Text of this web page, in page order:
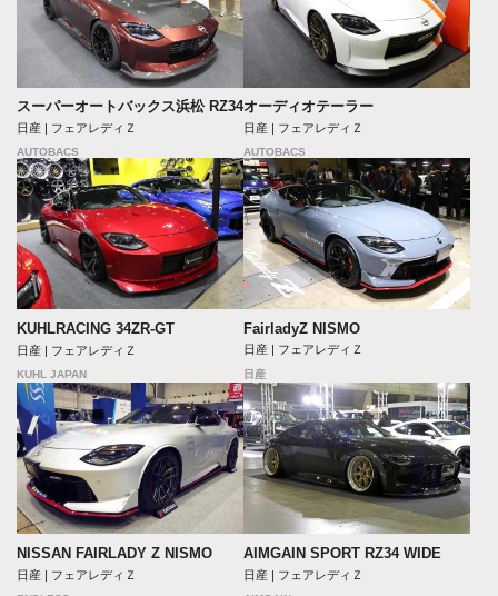
スーパーオートバックス浜松 RZ34
日産 | フェアレディＺ
AUTOBACS
オーディオテーラー
日産 | フェアレディＺ
AUTOBACS
KUHLRACING 34ZR-GT
日産 | フェアレディＺ
KUHL JAPAN
FairladyZ NISMO
日産 | フェアレディＺ
日産
NISSAN FAIRLADY Z NISMO
日産 | フェアレディＺ
AIMGAIN SPORT RZ34 WIDE
日産 | フェアレディＺ